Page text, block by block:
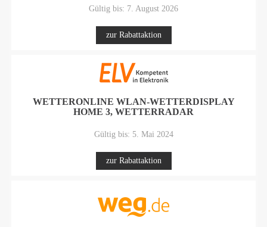
Gültig bis: 7. August 2026
zur Rabattaktion
WETTERONLINE WLAN-WETTERDISPLAY
HOME 3, WETTERRADAR
Gültig bis: 5. Mai 2024
zur Rabattaktion